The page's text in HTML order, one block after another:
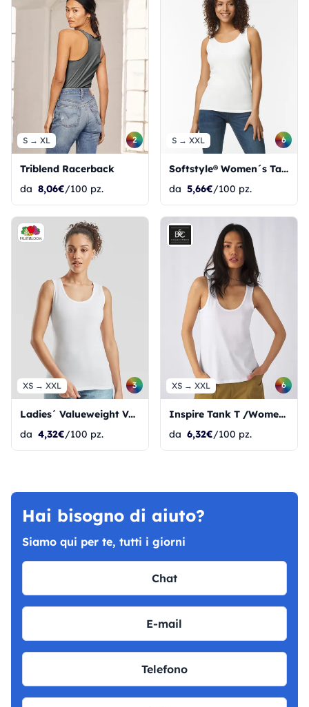
S → XL 2
Triblend Racerback
da 8,06€/100 pz.
S → XXL 6
Softstyle® Women´s Tank Top
da 5,66€/100 pz.
XS → XXL 3
Ladies´ Valueweight Vest
da 4,32€/100 pz.
XS → XXL 6
Inspire Tank T /Women_°
da 6,32€/100 pz.
Hai bisogno di aiuto?
Siamo qui per te, tutti i giorni
Chat
E-mail
Telefono